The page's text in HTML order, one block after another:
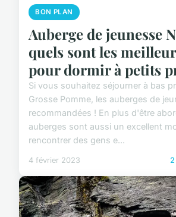
BON PLAN
Auberge de jeunesse
quels sont les
pour dormir à petits
Si vous souhaitez séjourner à bas
Grosse Pomme, les auberges de
recommandées ! En plus d'être
auberges sont aussi un excellent
rencontrer des gens e...
4 février 2023